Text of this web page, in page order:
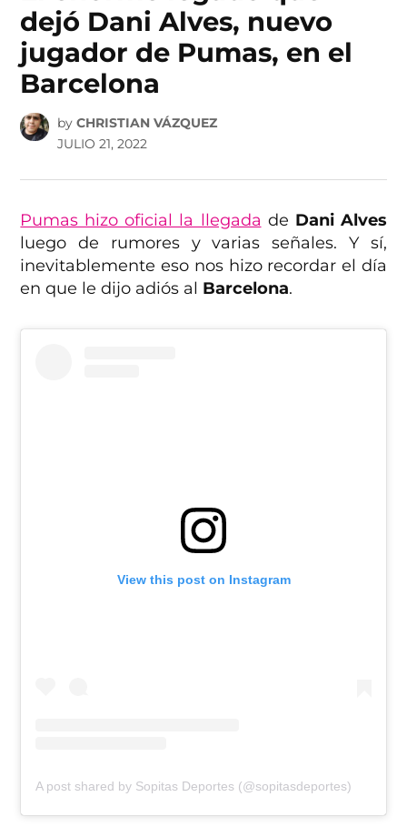
dejó Dani Alves, nuevo
jugador de Pumas, en el
Barcelona
by CHRISTIAN VÁZQUEZ
JULIO 21, 2022
Pumas hizo oficial la llegada de Dani Alves
luego de rumores y varias señales. Y sí,
inevitablemente eso nos hizo recordar el día
en que le dijo adiós al Barcelona.
View this post on Instagram
A post shared by Sopitas Deportes (@sopitasdeportes)